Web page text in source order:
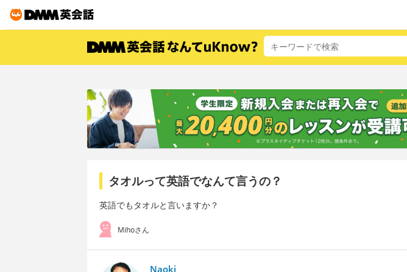
タオルって英語でなんて言うの？
英語でもタオルと言いますか？
Mihoさん
Naoki